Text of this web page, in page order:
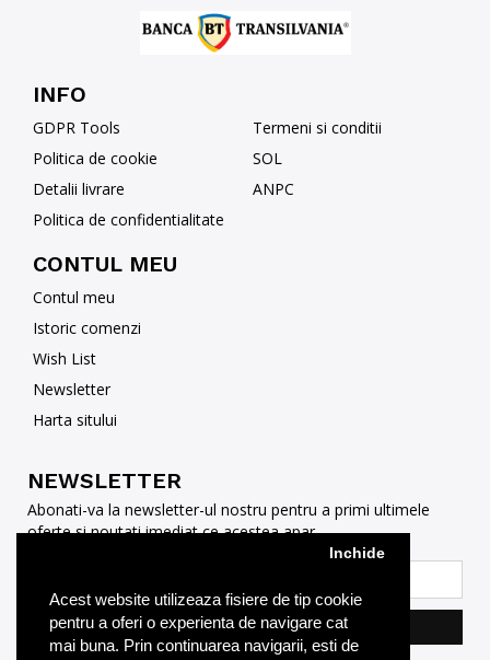
Acest website utilizeaza fisiere de tip cookie
pentru a oferi o experienta de navigare cat
mai buna. Prin continuarea navigarii, esti de
Inchide
INFO
GDPR Tools
Politica de cookie
Detalii livrare
Politica de confidentialitate
Termeni si conditii
SOL
ANPC
CONTUL MEU
Contul meu
Istoric comenzi
Wish List
Newsletter
Harta sitului
NEWSLETTER
Abonati-va la newsletter-ul nostru pentru a primi ultimele
oferte si noutati imediat ce acestea apar
Abonare